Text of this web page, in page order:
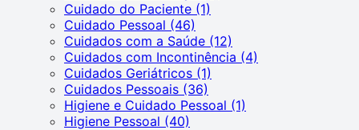
Cuidado do Paciente (1)
Cuidado Pessoal (46)
Cuidados com a Saúde (12)
Cuidados com Incontinência (4)
Cuidados Geriátricos (1)
Cuidados Pessoais (36)
Higiene e Cuidado Pessoal (1)
Higiene Pessoal (40)